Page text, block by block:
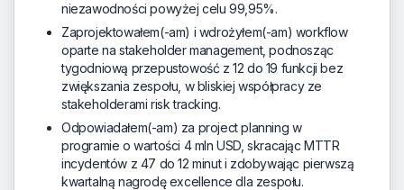
niezawodności powyżej celu 99,95%.
Zaprojektowałem(-am) i wdrożyłem(-am) workflow
oparte na stakeholder management, podnosząc
tygodniową przepustowość z 12 do 19 funkcji bez
zwiększania zespołu, w bliskiej współpracy ze
stakeholderami risk tracking.
Odpowiadałem(-am) za project planning w
programie o wartości 4 mln USD, skracając MTTR
incydentów z 47 do 12 minut i zdobywając pierwszą
kwartalną nagrodę excellence dla zespołu.